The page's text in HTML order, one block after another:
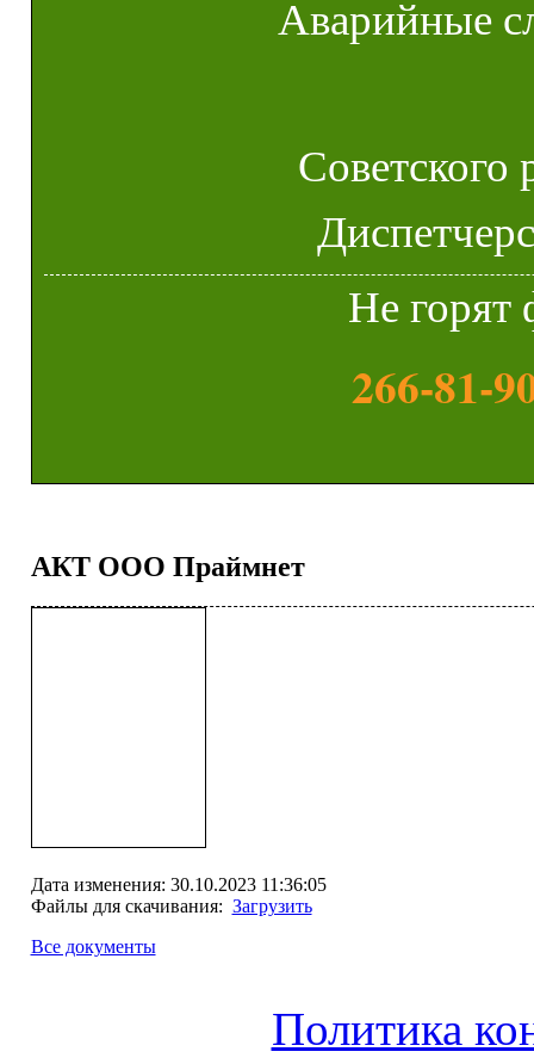
Аварийные
Советского
Не горят
266-81-
АКТ ООО Праймнет
Дата изменения: 30.10.2023 11:36:05
Файлы для скачивания: Загрузить
Все документы
Политика